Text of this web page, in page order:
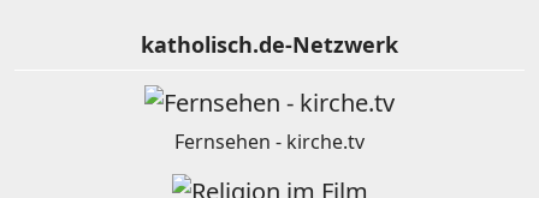
katholisch.de-Netzwerk
Fernsehen - kirche.tv